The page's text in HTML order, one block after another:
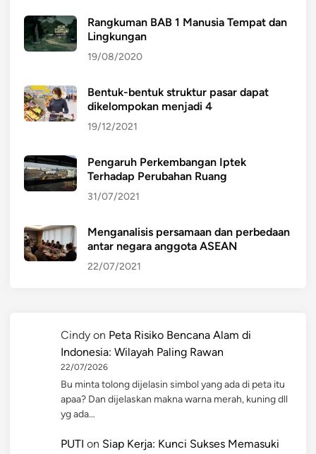
Rangkuman BAB 1 Manusia Tempat dan
Lingkungan
19/08/2020
Bentuk-bentuk struktur pasar dapat
dikelompokan menjadi 4
19/12/2021
Pengaruh Perkembangan Iptek
Terhadap Perubahan Ruang
31/07/2021
Menganalisis persamaan dan perbedaan
antar negara anggota ASEAN
22/07/2021
Cindy on Peta Risiko Bencana Alam di
Indonesia: Wilayah Paling Rawan
22/07/2026
Bu minta tolong dijelasin simbol yang ada di peta itu
apaa? Dan dijelaskan makna warna merah, kuning dll
yg ada…
PUTI on Siap Kerja: Kunci Sukses Memasuki